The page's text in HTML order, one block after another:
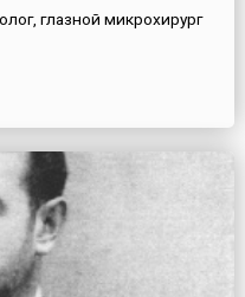
глазной микрохирург